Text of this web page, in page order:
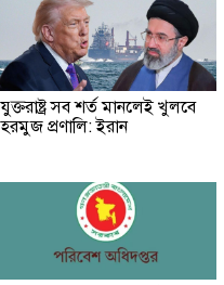
যুক্তরাষ্ট্র সব শর্ত মানলেই খুলবে
হরমুজ প্রণালি: ইরান